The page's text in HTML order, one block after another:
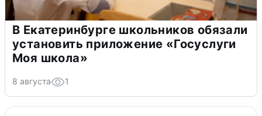
В Екатеринбурге школьников обязали
установить приложение «Госуслуги
Моя школа»
8 августа 1